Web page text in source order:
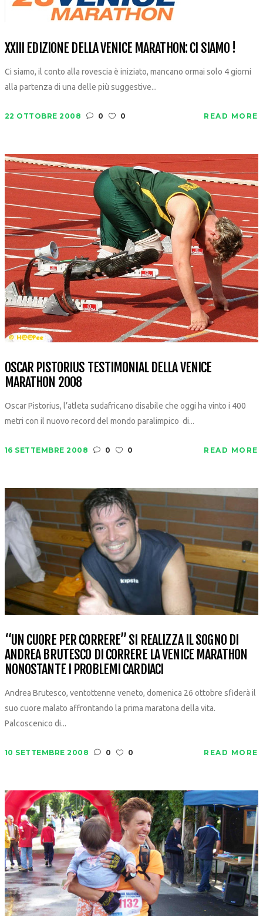
XXIII EDIZIONE DELLA VENICE MARATHON: CI SIAMO !
Ci siamo, il conto alla rovescia è iniziato, mancano ormai solo 4 giorni
alla partenza di una delle più suggestive...
22 OTTOBRE 2008 0 0 READ MORE
OSCAR PISTORIUS TESTIMONIAL DELLA VENICE
MARATHON 2008
Oscar Pistorius, l’atleta sudafricano disabile che oggi ha vinto i 400
metri con il nuovo record del mondo paralimpico di...
16 SETTEMBRE 2008 0 0 READ MORE
“UN CUORE PER CORRERE” SI REALIZZA IL SOGNO DI
ANDREA BRUTESCO DI CORRERE LA VENICE MARATHON
NONOSTANTE I PROBLEMI CARDIACI
Andrea Brutesco, ventottenne veneto, domenica 26 ottobre sfiderà il
suo cuore malato affrontando la prima maratona della vita.
Palcoscenico di...
10 SETTEMBRE 2008 0 0 READ MORE